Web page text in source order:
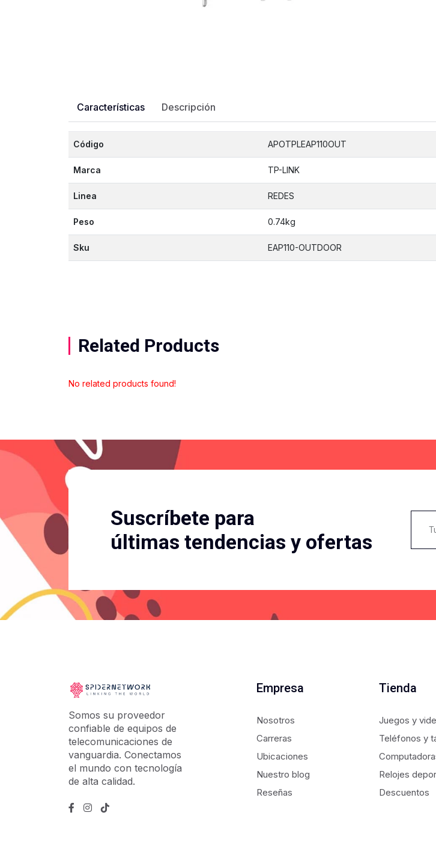
Características Descripción
Código APOTPLEAP110OUT
Marca TP-LINK
Linea REDES
Peso 0.74kg
Sku EAP110-OUTDOOR
Related Products
No related products found!
Suscríbete para
últimas tendencias y ofertas
Somos su proveedor
confiable de equipos de
telecomunicaciones de
vanguardia. Conectamos
el mundo con tecnología
de alta calidad.
Empresa
Nosotros
Carreras
Ubicaciones
Nuestro blog
Reseñas
Tienda
Juegos y
Teléfonos y
Relojes
Descuentos